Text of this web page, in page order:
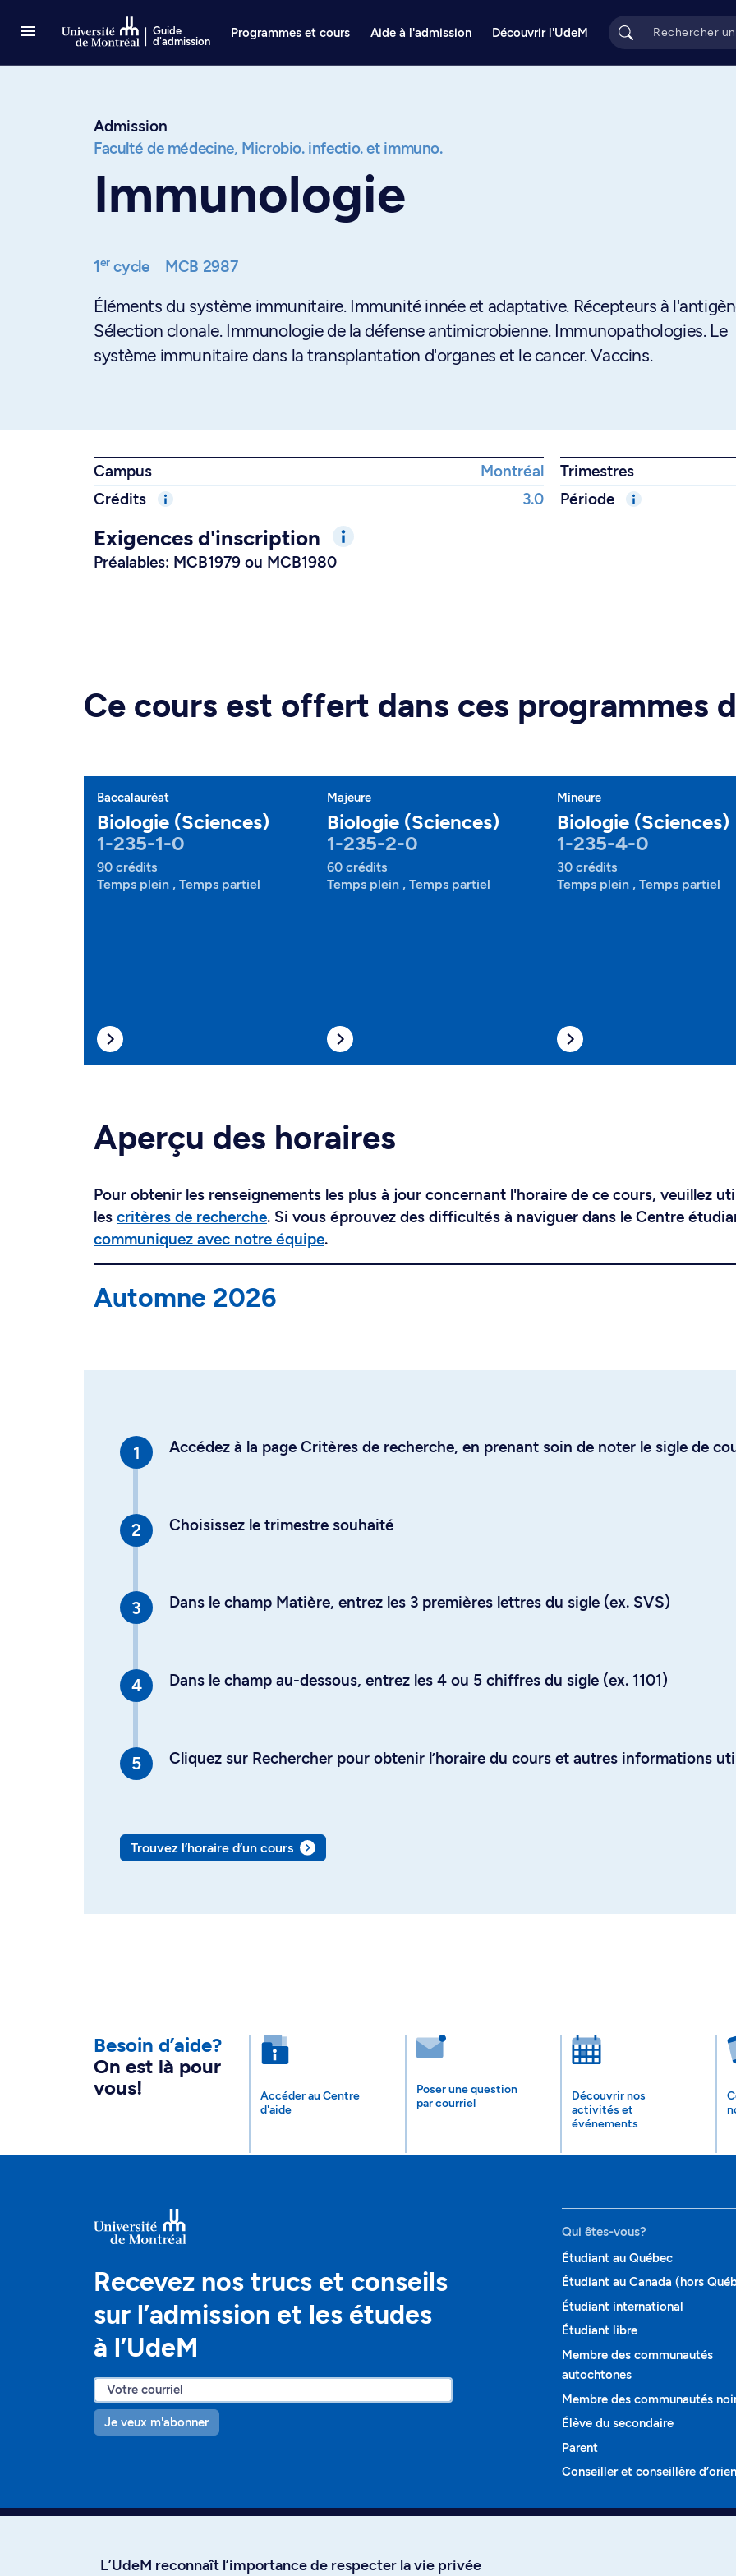
Guide
d'admission
Programmes et cours Aide à l'admission Découvrir l'UdeM
Admission
Faculté de médecine, Microbio. infectio. et immuno.
Immunologie
1ercycle MCB 2987
Éléments du système immunitaire. Immunité innée et adaptative. Récepteurs à
Sélection clonale. Immunologie de la défense antimicrobienne. Immunopathologies. Le
système immunitaire dans la transplantation d'organes et le cancer. Vaccins.
Campus Montréal
Trimestres
Crédits
3.0 Période
Exigences d'inscription
Préalables: MCB1979 ou MCB1980
Ce cours est offert dans ces programmes
Baccalauréat
Biologie (Sciences)
1-235-1-0
90 crédits
Temps plein , Temps partiel
Majeure
Biologie (Sciences)
1-235-2-0
60 crédits
Temps plein , Temps partiel
Mineure
Biologie (Sciences)
1-235-4-0
30 crédits
Temps plein , Temps partiel
Aperçu des horaires
Pour obtenir les renseignements les plus à jour concernant l'horaire de ce cours, veuillez
les critères de recherche. Si vous éprouvez des difficultés à naviguer dans le Centre
communiquez avec notre équipe.
Automne 2026
Accédez à la page Critères de recherche, en prenant soin de noter le sigle de
Choisissez le trimestre souhaité
Dans le champ Matière, entrez les 3 premières lettres du sigle (ex. SVS)
Dans le champ au-dessous, entrez les 4 ou 5 chiffres du sigle (ex. 1101)
Cliquez sur Rechercher pour obtenir l’horaire du cours et autres informations
Trouvez l’horaire d’un cours
Besoin d’aide?
On est là pour
vous!
Accéder au Centre
d'aide
Poser une question
par courriel
Découvrir nos
activités et
événements
Recevez nos trucs et conseils
sur l’admission et les études
à l’UdeM
Je veux m'abonner
Qui êtes-vous?
Étudiant au Québec
Étudiant au Canada (hors
Étudiant international
Étudiant libre
Membre des communautés
autochtones
Membre des communautés
Élève du secondaire
Parent
Conseiller et conseillère
Programmes et cours
L’UdeM reconnaît l’importance de respecter la vie privée